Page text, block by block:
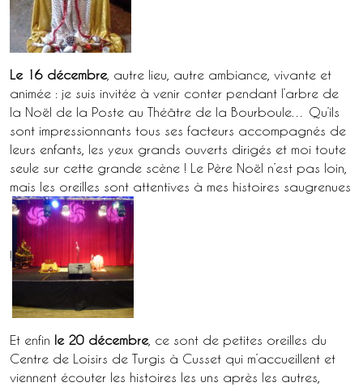
Le 16 décembre, autre lieu, autre ambiance, vivante et
animée : je suis invitée à venir conter pendant l’arbre de
la Noël de la Poste au Théâtre de la Bourboule… Qu’ils
sont impressionnants tous ses facteurs accompagnés de
leurs enfants, les yeux grands ouverts dirigés et moi toute
seule sur cette grande scène ! Le Père Noël n’est pas loin,
mais les oreilles sont attentives à mes histoires saugrenues
!
Et enfin le 20 décembre, ce sont de petites oreilles du
Centre de Loisirs de Turgis à Cusset qui m’accueillent et
viennent écouter les histoires les uns après les autres,